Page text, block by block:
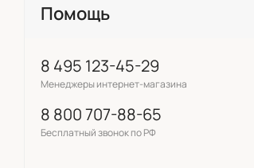
Помощь
8 495 123-45-29
Менеджеры интернет-магазина
8 800 707-88-65
Бесплатный звонок по РФ